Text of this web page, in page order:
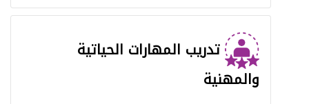
تدریب المھارات الحیاتیة
والمھنیة